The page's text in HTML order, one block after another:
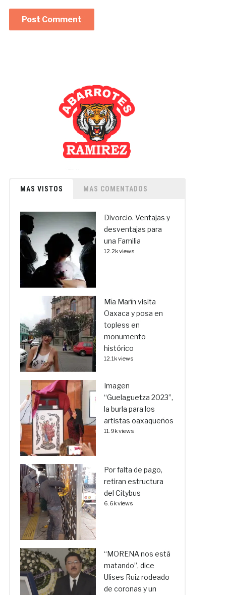
MAS VISTOS MAS COMENTADOS
Divorcio. Ventajas y
desventajas para
una Familia
12.2k views
Mía Marín visita
Oaxaca y posa en
topless en
monumento
histórico
12.1k views
Imagen
“Guelaguetza 2023”,
la burla para los
artistas oaxaqueños
11.9k views
Por falta de pago,
retiran estructura
del Citybus
6.6k views
“MORENA nos está
matando”, dice
Ulises Ruiz rodeado
de coronas y un